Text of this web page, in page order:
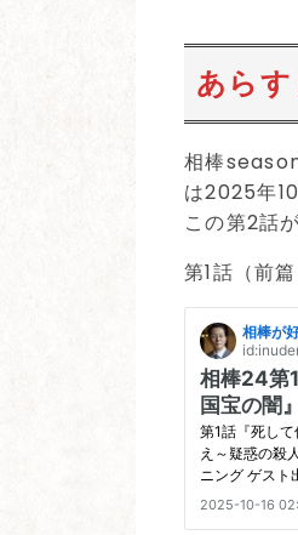
あら
相棒
は2025年
この第2話
第1話（前